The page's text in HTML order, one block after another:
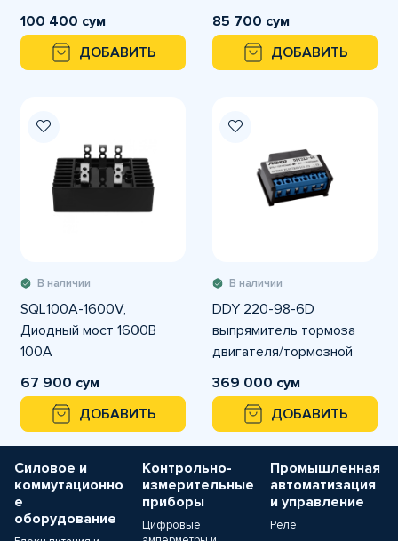
100 400 сум
ДОБАВИТЬ
85 700 сум
ДОБАВИТЬ
В наличии
SQL100A-1600V,
Диодный мост 1600В
100А
67 900 сум
ДОБАВИТЬ
В наличии
DDY 220-98-6D
выпрямитель тормоза
двигателя/тормозной
Dereli
369 000 сум
ДОБАВИТЬ
Силовое и
коммутационно
е
оборудование
Контрольно-
измерительные
приборы
Цифровые
Промышленная
автоматизация
и управление
Реле